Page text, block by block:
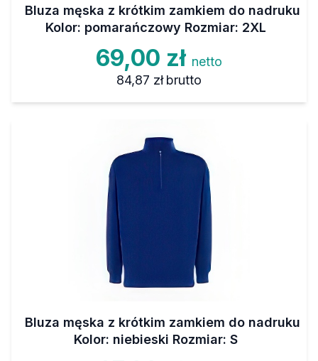
Bluza męska z krótkim zamkiem do nadruku
Kolor: pomarańczowy Rozmiar: 2XL
69,00 zł netto
84,87 zł brutto
Bluza męska z krótkim zamkiem do nadruku
Kolor: niebieski Rozmiar: S